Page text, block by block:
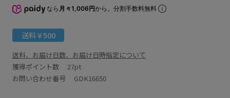
なら 月々1,006円から。分割手数料無料
送料￥500
送料、お届け日数、お届け日時指定について
獲得ポイント数 27pt
お問い合わせ番号 GDK16650